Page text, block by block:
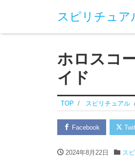
スピリチュア
ホロスコ
イド
TOP スピリチュアル
Facebook
2024年8月22日 ス